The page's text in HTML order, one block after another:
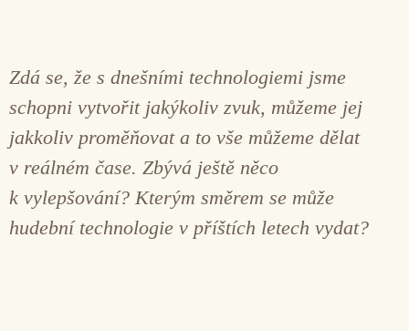
Zdá se, že s dnešními technologiemi jsme
schopni vytvořit jakýkoliv zvuk, můžeme jej
jakkoliv proměňovat a to vše můžeme dělat
v reálném čase. Zbývá ještě něco
k vylepšování? Kterým směrem se může
hudební technologie v příštích letech vydat?